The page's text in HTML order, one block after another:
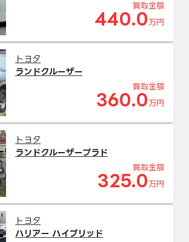
買取金額
440.0 万円
トヨタ
ランドクルーザー
買取金額
360.0 万円
トヨタ
ランドクルーザープラド
買取金額
325.0 万円
トヨタ
ハリアー ハイブリッド